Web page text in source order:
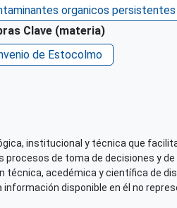
de origen de la Publicación o
de acceso
irrestricto a todo su contenido
organicos persistentes
Clave (materia)
de Estocolmo
institucional y técnica que
de toma de decisiones y de
técnica, acedémica y científica de
disponible en él no